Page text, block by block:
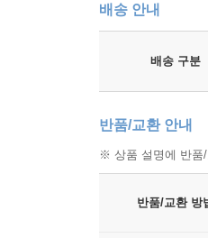
배송 안내
배송 구분
반품/교환 안내
※ 상품 설명에 반품
반품/교환 방